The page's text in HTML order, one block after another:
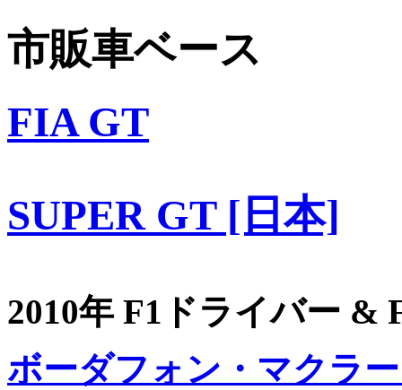
市販車ベース
FIA GT
SUPER GT [日本]
2010年 F1ドライバー &
ボーダフォン・マクラ